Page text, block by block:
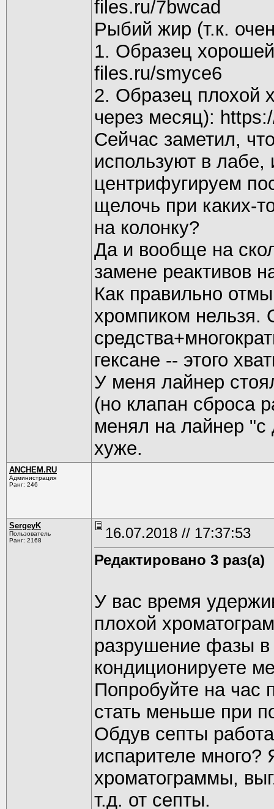
files.ru/7bwcad
Рыбий жир (т.к.
1. Образец
files.ru/smyce6
2. Образец плохой
через месяц):
Сейчас заметил,
используют в
центрифугируем
щелочь при каких-
на колонку?
Да и вообще на
замене реактивов
Как правильно
хромпиком
гексане -- этого
У меня лайнер
(но клапан сброса
менял на лайнер "с
хуже.
ANCHEM.RU
Администрация
Ранг: 246
SergeyK
Пользователь
Ранг: 2168
16.07.2018 // 17:37:53
Редактировано 3 раз(а)
У вас время
плохой
разрушение фазы в
кондиционируете
Попробуйте на час
стать меньше при
Обдув септы
испарителе много?
хроматограммы,
т.д. от септы.